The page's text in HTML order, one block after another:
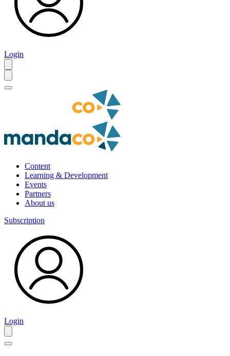
Login
Content
Learning & Development
Events
Partners
About us
Subscription
Login